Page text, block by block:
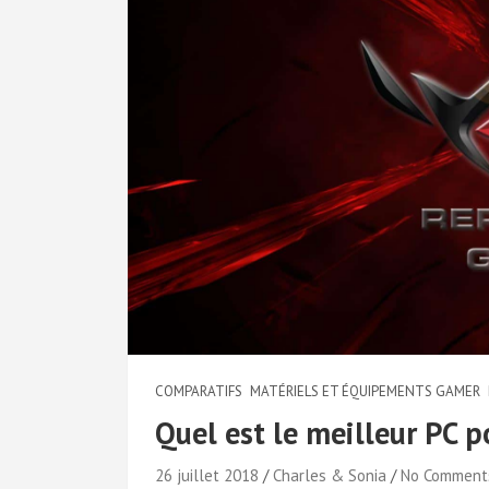
COMPARATIFS MATÉRIELS ET ÉQUIPEMENTS GAMER
Quel est le meilleur PC
26 juillet 2018 Charles & Sonia
No